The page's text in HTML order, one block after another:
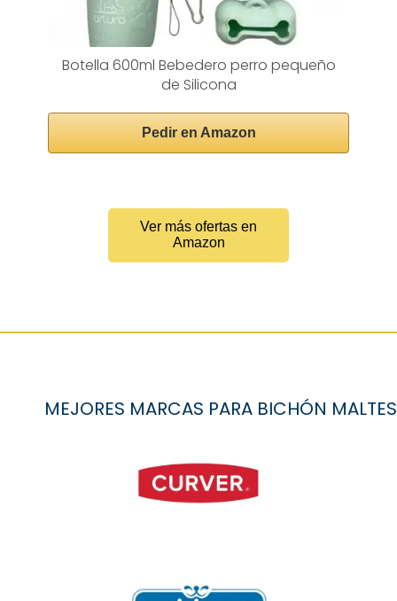
Botella 600ml Bebedero perro pequeño
de Silicona
Pedir en Amazon
Ver más ofertas en
Amazon
MEJORES MARCAS PARA BICHÓN MALTES